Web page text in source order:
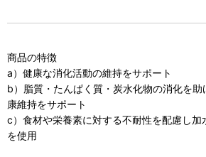
商品の特徴
a）健康な消化活動の維持をサポート
b）脂質・たんぱく質・炭水化物の消化を
康維持をサポート
c）食材や栄養素に対する不耐性を配慮し加
を使用